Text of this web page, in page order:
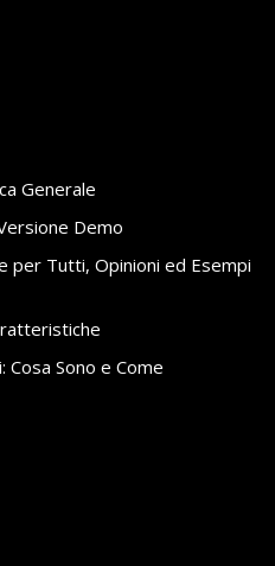
Generale
Demo
per Tutti, Opinioni ed Esempi
Cosa Sono e Come